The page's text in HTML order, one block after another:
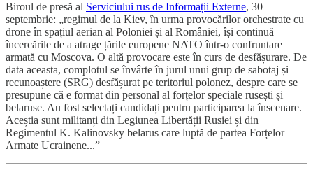
Biroul de presă al Serviciului rus de Informații Externe, 30
septembrie: „regimul de la Kiev, în urma provocărilor orchestrate cu
drone în spațiul aerian al Poloniei și al României, își continuă
încercările de a atrage țările europene NATO într-o confruntare
armată cu Moscova. O altă provocare este în curs de desfășurare. De
data aceasta, complotul se învârte în jurul unui grup de sabotaj și
recunoaștere (SRG) desfășurat pe teritoriul polonez, despre care se
presupune că e format din personal al forțelor speciale rusești și
belaruse. Au fost selectați candidați pentru participarea la înscenare.
Aceștia sunt militanți din Legiunea Libertății Rusiei și din
Regimentul K. Kalinovsky belarus care luptă de partea Forțelor
Armate Ucrainene...”